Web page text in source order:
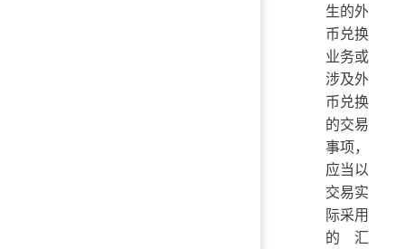
生的外
币兑换
业务或
涉及外
币兑换
的交易
事项，
应当以
交易实
际采用
的汇